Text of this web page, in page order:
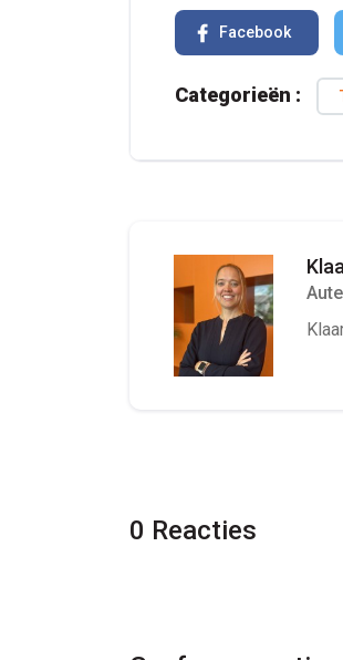
Facebook
Categorieën :
0 Reacties